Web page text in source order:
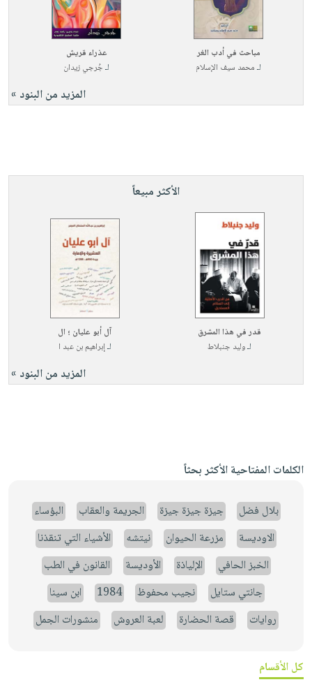
مباحث في أدب الغر
لـمحمد سيف الإسلام
عذراء قريش
لـجُرجي زيدان
المزيد من البنود »
الأكثر مبيعاً
قدر في هذا المشرق
لـوليد جنبلاط
آل أبو عليان ؛ ال
لـإبراهيم بن عبد ا
المزيد من البنود »
الكلمات المفتاحية الأكثر بحثاً
بلال فضل جيزة جيزة جيزة الجريمة والعقاب
البؤساء
الاوديسة
مزرعة الحيوان نيتشه
الأشياء التي تنقذنا
الخبز الحافي
الإلياذة الأوديسة
القانون في الطب
جانتي ستايل
نجيب محفوظ 1984
ابن سينا
روايات
قصة الحضارة لعبة العروش منشورات الجمل
كل الأقسام